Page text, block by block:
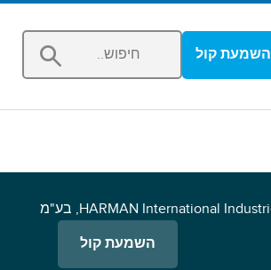
השמעת קולנפתח בחלון חדש
השמעת קול
in a new window